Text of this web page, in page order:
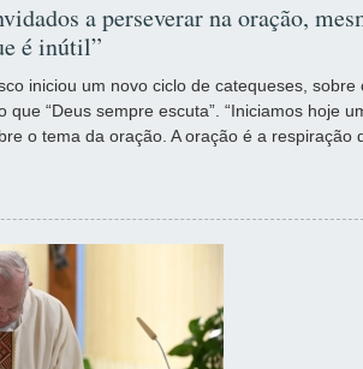
a perseverar na oração,
é inútil”
iniciou um novo ciclo de catequeses, sobre
que “Deus sempre escuta”. “Iniciamos hoje
o tema da oração. A oração é a respiração